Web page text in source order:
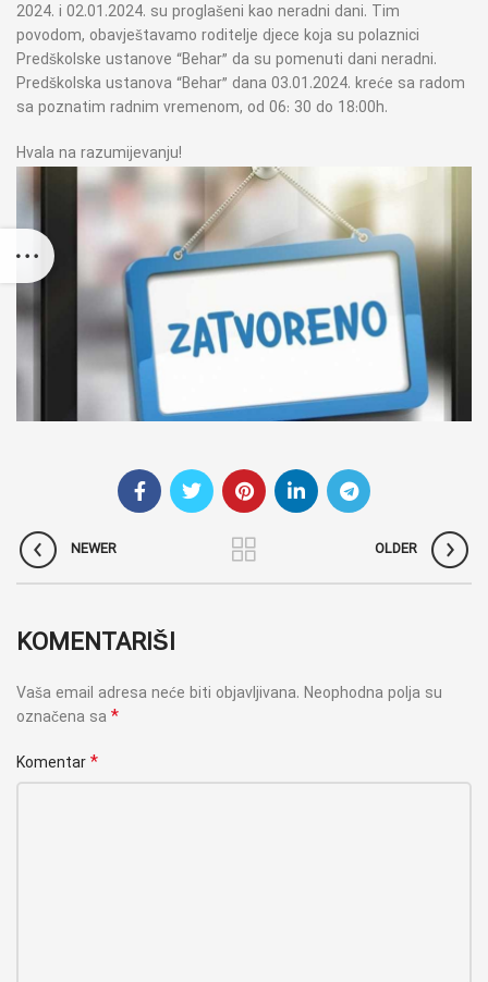
2024. i 02.01.2024. su proglašeni kao neradni dani. Tim
povodom, obavještavamo roditelje djece koja su polaznici
Predškolske ustanove “Behar” da su pomenuti dani neradni.
Predškolska ustanova “Behar” dana 03.01.2024. kreće sa radom
sa poznatim radnim vremenom, od 06: 30 do 18:00h.
Hvala na razumijevanju!
NEWER OLDER
KOMENTARIŠI
Vaša email adresa neće biti objavljivana. Neophodna polja su
označena sa *
Komentar *